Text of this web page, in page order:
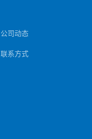
公司动态
联系方式